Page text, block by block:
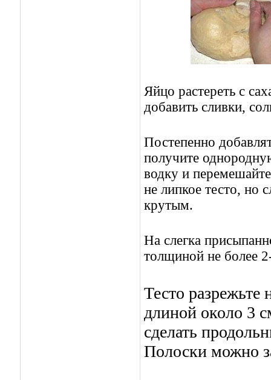
Яйцо растереть с
добавить сливки,
Постепенно
получите
водку и
не липкое тесто, но
крутым.
На слегка
толщиной не более
Тесто
длиной около 3
сделать
Полоски можно